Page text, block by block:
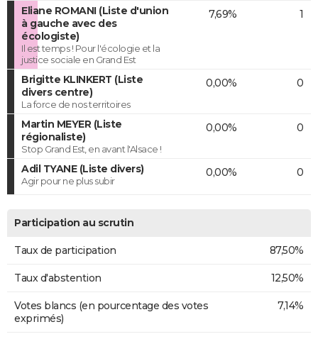
Eliane ROMANI (Liste d'union
à gauche avec des
écologiste)
Il est temps ! Pour l'écologie et la
justice sociale en Grand Est
7,69% 1
Brigitte KLINKERT (Liste
divers centre)
La force de nos territoires
0,00% 0
Martin MEYER (Liste
régionaliste)
Stop Grand Est, en avant l'Alsace !
0,00% 0
Adil TYANE (Liste divers)
Agir pour ne plus subir
0,00% 0
Participation au scrutin
Taux de participation 87,50%
Taux d'abstention 12,50%
Votes blancs (en pourcentage des votes
exprimés)
7,14%